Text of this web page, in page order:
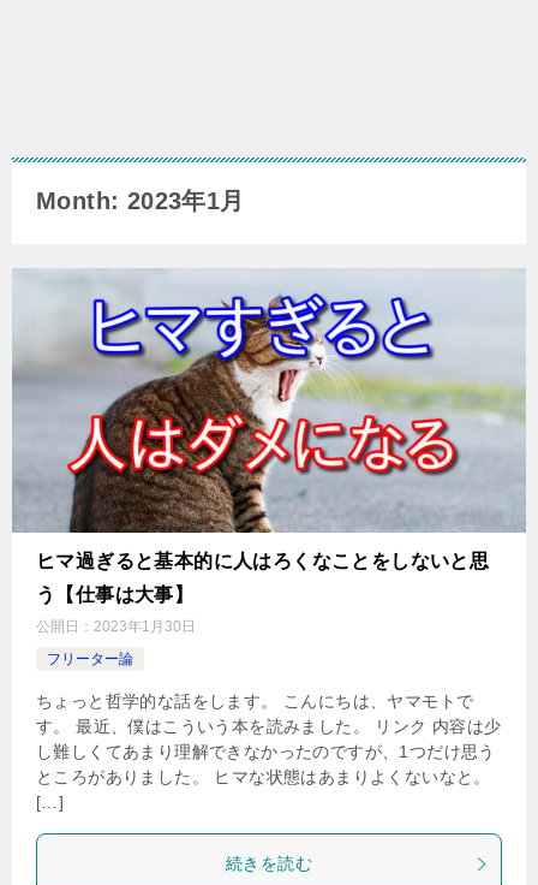
Month: 2023年1月
ヒマ過ぎると基本的に人はろくなことをしないと思
う【仕事は大事】
公開日： 2023年1月30日
フリーター論
ちょっと哲学的な話をします。 こんにちは、ヤマモトで
す。 最近、僕はこういう本を読みました。 リンク 内容は少
し難しくてあまり理解できなかったのですが、1つだけ思う
ところがありました。 ヒマな状態はあまりよくないなと。
[…]
続きを読む